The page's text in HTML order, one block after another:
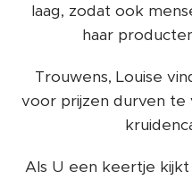
laag, zodat ook
haar
Trouwens, Louise
voor prijzen durven
Als U een keertje